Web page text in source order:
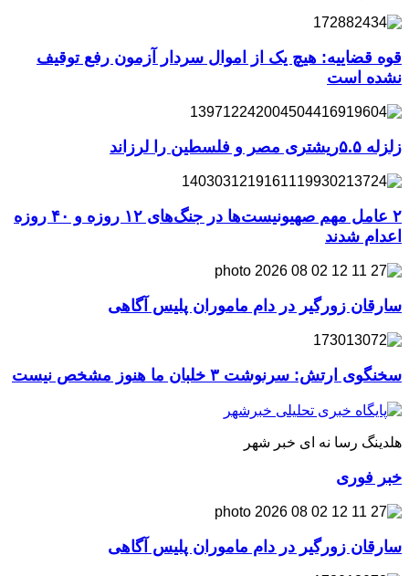
قوه قضاییه: هیچ یک از اموال سردار آزمون رفع توقیف
نشده است
زلزله ۵.۵ریشتری مصر و فلسطین را لرزاند
۲ عامل مهم صهیونیست‌ها در جنگ‌های ۱۲ روزه و ۴۰ روزه
اعدام شدند
سارقان زورگیر در دام ماموران پلیس آگاهی
سخنگوی ارتش: سرنوشت ۳ خلبان ما هنوز مشخص نیست
هلدینگ رسا نه ای خبر شهر
خبر فوری
سارقان زورگیر در دام ماموران پلیس آگاهی